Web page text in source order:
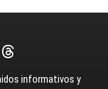
informativos y